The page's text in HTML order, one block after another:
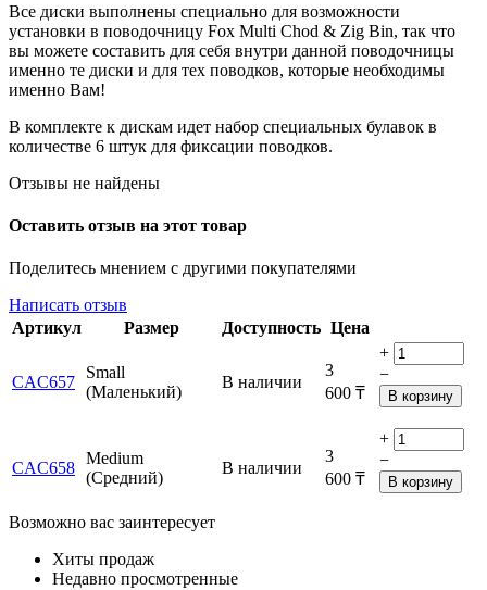
Все диски выполнены специально для возможности
установки в поводочницу Fox Multi Chod & Zig Bin, так что
вы можете составить для себя внутри данной поводочницы
именно те диски и для тех поводков, которые необходимы
именно Вам!
В комплекте к дискам идет набор специальных булавок в
количестве 6 штук для фиксации поводков.
Отзывы не найдены
Оставить отзыв на этот товар
Поделитесь мнением с другими покупателями
Написать отзыв
Артикул
Размер Доступность Цена
CAC657
Small
(Маленький)
В наличии
3
600 ₸
+
−
В корзину
CAC658
Medium
(Средний)
В наличии
3
600 ₸
+
−
В корзину
Возможно вас заинтересует
Хиты продаж
Недавно просмотренные